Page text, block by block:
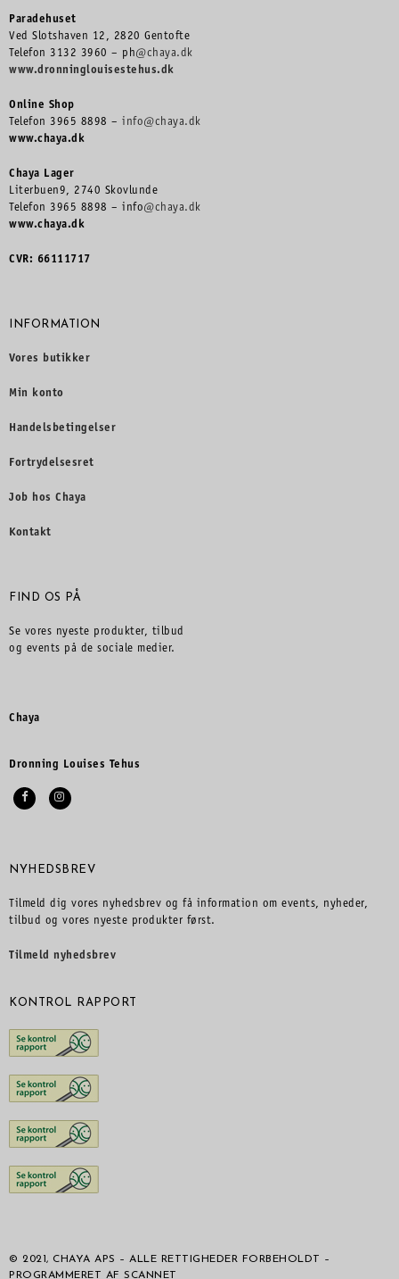
Paradehuset
Ved Slotshaven 12, 2820 Gentofte
Telefon 3132 3960 – ph@chaya.dk
www.dronninglouisestehus.dk
Online Shop
Telefon 3965 8898 – info@chaya.dk
www.chaya.dk
Chaya Lager
Literbuen9, 2740 Skovlunde
Telefon 3965 8898 – info@chaya.dk
www.chaya.dk
CVR: 66111717
INFORMATION
Vores butikker
Min konto
Handelsbetingelser
Fortrydelsesret
Job hos Chaya
Kontakt
FIND OS PÅ
Se vores nyeste produkter, tilbud
og events på de sociale medier.
Chaya
Dronning Louises Tehus
NYHEDSBREV
Tilmeld dig vores nyhedsbrev og få information om events, nyheder,
tilbud og vores nyeste produkter først.
Tilmeld nyhedsbrev
KONTROL RAPPORT
© 2021, CHAYA APS – ALLE RETTIGHEDER FORBEHOLDT –
PROGRAMMERET AF SCANNET